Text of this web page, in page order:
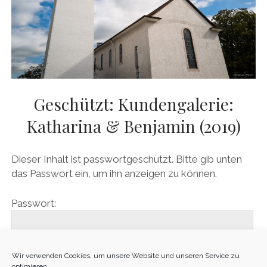
Wir verwenden Cookies, um unsere Website und unseren Service zu
Geschützt: Kundengalerie:
Katharina & Benjamin (2019)
Dieser Inhalt ist passwortgeschützt. Bitte gib unten
das Passwort ein, um ihn anzeigen zu können.
Passwort: